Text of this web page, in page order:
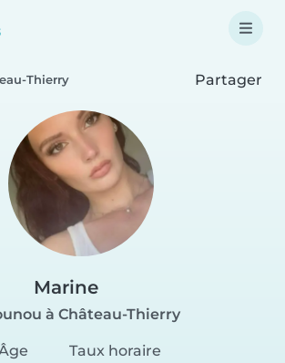
Thierry Partager
Marine
à Château-Thierry
Taux horaire